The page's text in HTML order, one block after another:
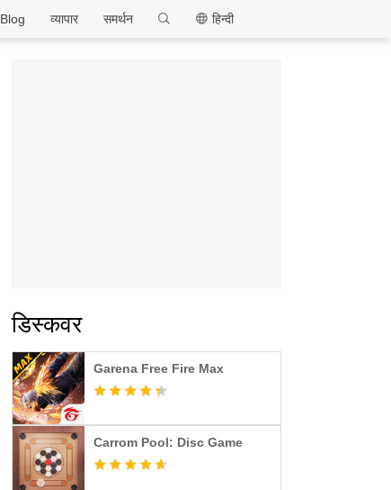
MEmu
हिन्दी
समर्थन
व्यापार
Blog
डिस्कवर
Garena Free Fire Max
Carrom Pool: Disc Game